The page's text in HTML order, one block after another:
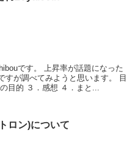
が話題になった
が調べてみようと思います。 目
次 １．Loyalcoinについて ２．通貨の目的 ３．感想 ４．まと...
ロン)について